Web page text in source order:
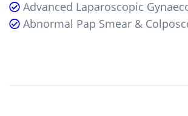
Advanced Laparoscopic
Abnormal Pap Smear &